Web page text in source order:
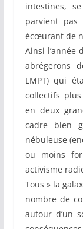
intestines,
parvient
écœurant de
Ainsi l’année
abrégerons
LMPT) qui
collectifs
en deux
cadre bien
nébuleuse
ou moins
activisme
Tous » la
nombre de
autour d’un